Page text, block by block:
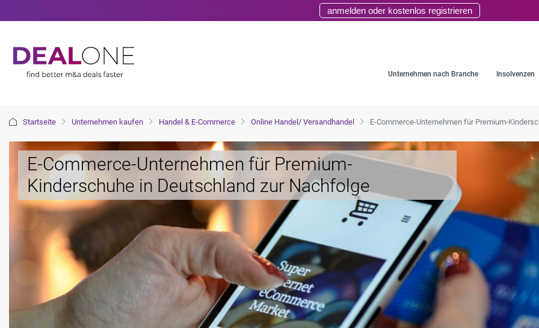
anmelden oder kostenlos registrieren
Unternehmen nach Branche Insolvenzen
Startseite Unternehmen kaufen Handel & E-Commerce Online Handel/ Versandhandel E-Commerce-Unternehmen für Premium-
E-Commerce-Unternehmen für Premium-
Kinderschuhe in Deutschland zur Nachfolge